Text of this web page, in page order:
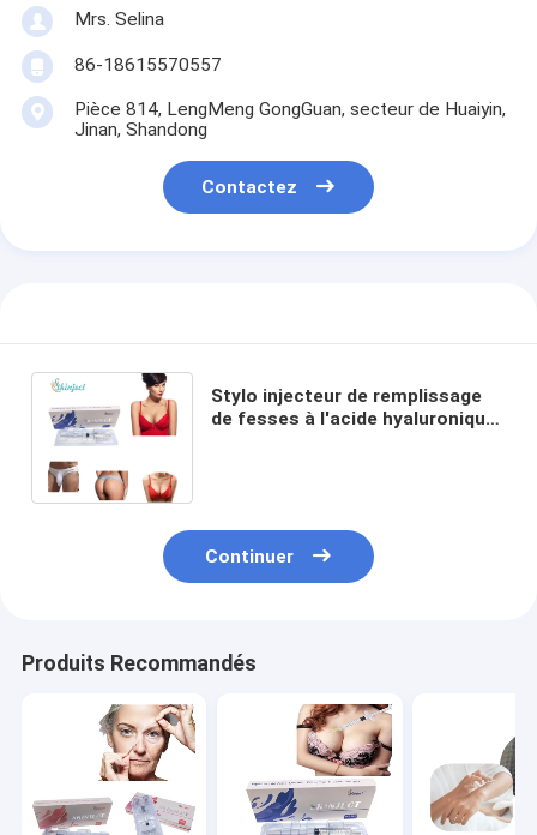
Mrs. Selina
86-18615570557
Pièce 814, LengMeng GongGuan, secteur de Huaiyin,
Jinan, Shandong
Contactez
Stylo injecteur de remplissage
de fesses à l'acide hyaluronique
Continuer
Produits Recommandés